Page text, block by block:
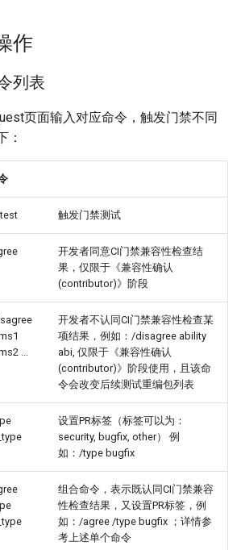
导致
作
列表
页面输入对应命令，触发门禁不同
：
触发门禁测试
开发者同意CI门禁兼容性检查结
果，仅限于《兼容性确认
(contributor)》阶段
...
开发者不认同CI门禁兼容性检查某
项结果，例如：/disagree ability
abi, 仅限于《兼容性确认
(contributor)》阶段使用，且该命
令会改变后续测试重编包列表
设置PR标签（标签可以为：
security, bugfix, other） 例
如：/type bugfix
组合命令，表示既认同CI门禁兼容
性检查结果，又设置PR标签，例
如：/agree /type bugfix ；详情参
考上述单个命令